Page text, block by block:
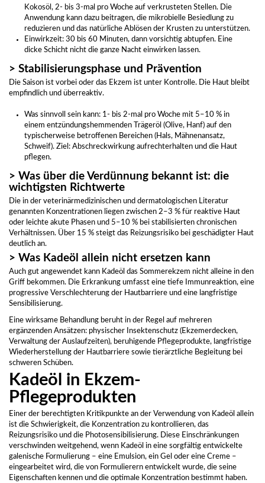
Kokosöl, 2- bis 3-mal pro Woche auf verkrusteten Stellen. Die
Anwendung kann dazu beitragen, die mikrobielle Besiedlung zu
reduzieren und das natürliche Ablösen der Krusten zu unterstützen.
Einwirkzeit: 30 bis 60 Minuten, dann vorsichtig abtupfen. Eine
dicke Schicht nicht die ganze Nacht einwirken lassen.
> Stabilisierungsphase und Prävention
Die Saison ist vorbei oder das Ekzem ist unter Kontrolle. Die Haut bleibt
empfindlich und überreaktiv.
Was sinnvoll sein kann: 1- bis 2-mal pro Woche mit 5–10 % in
einem entzündungshemmenden Trägeröl (Olive, Hanf) auf den
typischerweise betroffenen Bereichen (Hals, Mähnenansatz,
Schweif). Ziel: Abschreckwirkung aufrechterhalten und die Haut
pflegen.
> Was über die Verdünnung bekannt ist: die
wichtigsten Richtwerte
Die in der veterinärmedizinischen und dermatologischen Literatur
genannten Konzentrationen liegen zwischen 2–3 % für reaktive Haut
oder leichte akute Phasen und 5–10 % bei stabilisierten chronischen
Verhältnissen. Über 15 % steigt das Reizungsrisiko bei geschädigter Haut
deutlich an.
> Was Kadeöl allein nicht ersetzen kann
Auch gut angewendet kann Kadeöl das Sommerekzem nicht alleine in den
Griff bekommen. Die Erkrankung umfasst eine tiefe Immunreaktion, eine
progressive Verschlechterung der Hautbarriere und eine langfristige
Sensibilisierung.
Eine wirksame Behandlung beruht in der Regel auf mehreren
ergänzenden Ansätzen: physischer Insektenschutz (Ekzemerdecken,
Verwaltung der Auslaufzeiten), beruhigende Pflegeprodukte, langfristige
Wiederherstellung der Hautbarriere sowie tierärztliche Begleitung bei
schweren Schüben.
Kadeöl in Ekzem-
Pflegeprodukten
Einer der berechtigten Kritikpunkte an der Verwendung von Kadeöl allein
ist die Schwierigkeit, die Konzentration zu kontrollieren, das
Reizungsrisiko und die Photosensibilisierung. Diese Einschränkungen
verschwinden weitgehend, wenn Kadeöl in eine sorgfältig entwickelte
galenische Formulierung – eine Emulsion, ein Gel oder eine Creme –
eingearbeitet wird, die von Formulierern entwickelt wurde, die seine
Eigenschaften kennen und die optimale Konzentration bestimmt haben.